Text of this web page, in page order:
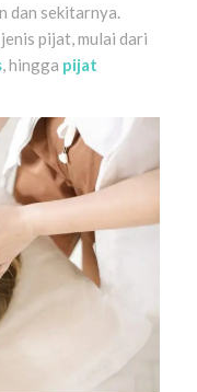
dan sekitarnya.
pijat, mulai dari
, hingga pijat